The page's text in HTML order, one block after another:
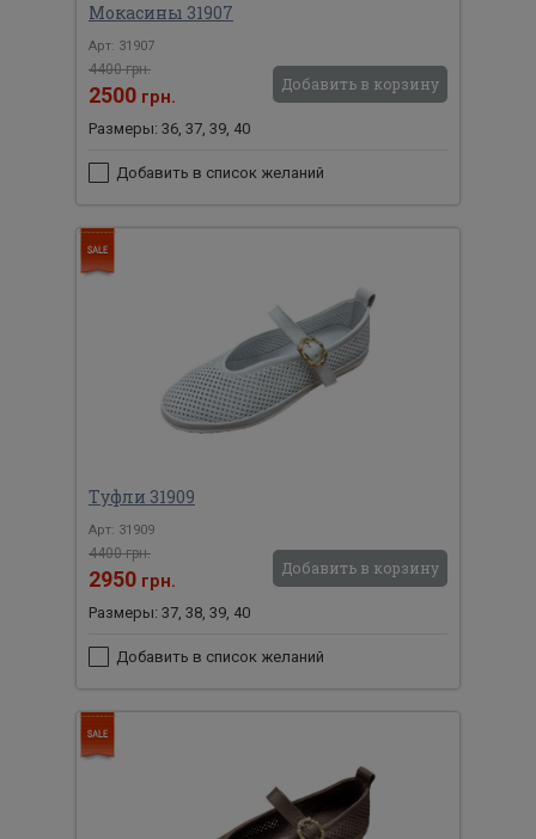
Мокасины 31907
Арт: 31907
4400 грн.
2500 грн.
Добавить в корзину
Размеры: 36, 37, 39, 40
Добавить в список желаний
Туфли 31909
Арт: 31909
4400 грн.
2950 грн.
Добавить в корзину
Размеры: 37, 38, 39, 40
Добавить в список желаний